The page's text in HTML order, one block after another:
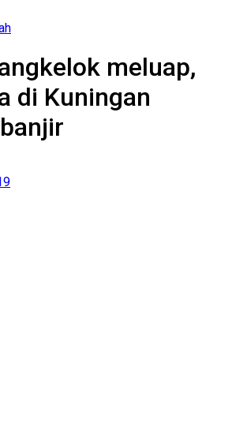
meluap,
di Kuningan